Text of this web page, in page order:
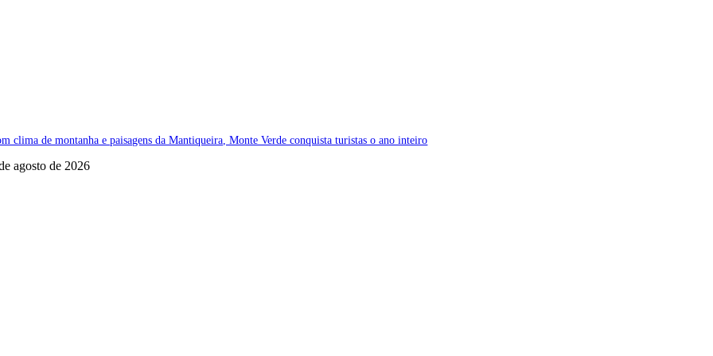
clima de montanha e paisagens da Mantiqueira, Monte Verde conquista turistas o ano inteiro
agosto de 2026